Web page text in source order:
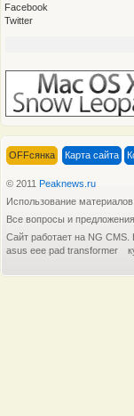
Facebook
Twitter
OFFсянка Карта сайта
© 2011 Peaknews.ru
Использование
Все вопросы и
Сайт работает на NG CMS.
asus eee pad transformer